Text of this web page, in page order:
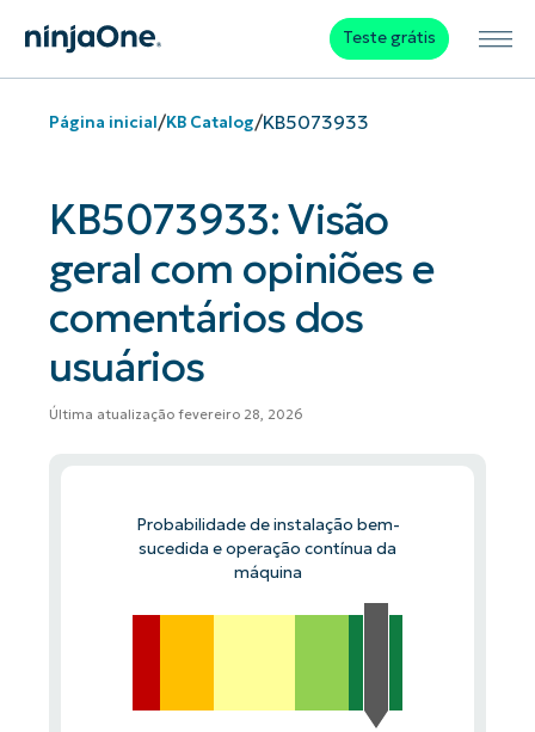
Teste grátis
Página inicial/KB Catalog/KB5073933
KB5073933: Visão
geral com opiniões e
comentários dos
usuários
Última atualização fevereiro 28, 2026
Probabilidade de instalação bem-
sucedida e operação contínua da
máquina